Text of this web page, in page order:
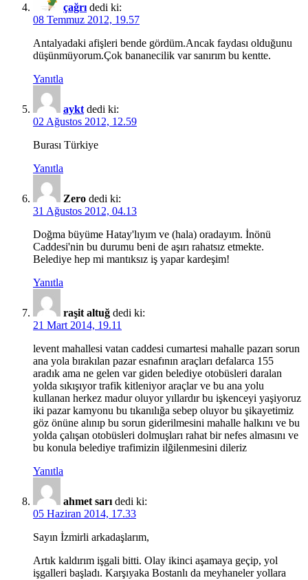
çağrı dedi ki:
08 Temmuz 2012, 19.57
Antalyadaki afişleri bende gördüm.Ancak faydası olduğunu
düşünmüyorum.Çok bananecilik var sanırım bu kentte.
Yanıtla
aykt dedi ki:
02 Ağustos 2012, 12.59
Burası Türkiye
Yanıtla
Zero dedi ki:
31 Ağustos 2012, 04.13
Doğma büyüme Hatay'lıyım ve (hala) oradayım. İnönü
Caddesi'nin bu durumu beni de aşırı rahatsız etmekte.
Belediye hep mi mantıksız iş yapar kardeşim!
Yanıtla
raşit altuğ dedi ki:
21 Mart 2014, 19.11
levent mahallesi vatan caddesi cumartesi mahalle pazarı sorun
ana yola bırakılan pazar esnafının araçları defalarca 155
aradık ama ne gelen var giden belediye otobüsleri daralan
yolda sıkışıyor trafik kitleniyor araçlar ve bu ana yolu
kullanan herkez madur oluyor yıllardır bu işkenceyi yaşiyoruz
iki pazar kamyonu bu tıkanılığa sebep oluyor bu şikayetimiz
göz önüne alınıp bu sorun giderilmesini mahalle halkını ve bu
yolda çalışan otobüsleri dolmuşları rahat bir nefes almasını ve
bu konula belediye trafimizin ilğilenmesini dileriz
Yanıtla
ahmet sarı dedi ki:
05 Haziran 2014, 17.33
Sayın İzmirli arkadaşlarım,
Artık kaldırım işgali bitti. Olay ikinci aşamaya geçip, yol
işgalleri başladı. Karşıyaka Bostanlı da meyhaneler yollara